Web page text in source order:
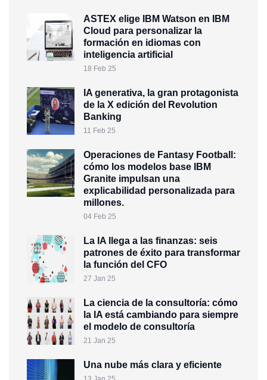
ASTEX elige IBM Watson en IBM
Cloud para personalizar la
formación en idiomas con
inteligencia artificial
18 Feb 25
IA generativa, la gran protagonista
de la X edición del Revolution
Banking
11 Feb 25
Operaciones de Fantasy Football:
cómo los modelos base IBM
Granite impulsan una
explicabilidad personalizada para
millones.
04 Feb 25
La IA llega a las finanzas: seis
patrones de éxito para transformar
la función del CFO
27 Jan 25
La ciencia de la consultoría: cómo
la IA está cambiando para siempre
el modelo de consultoría
21 Jan 25
Una nube más clara y eficiente